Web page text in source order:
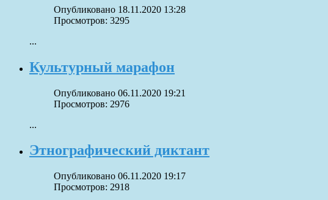
Опубликовано 18.11.2020 13:28
Просмотров: 3295
...
Культурный марафон
Опубликовано 06.11.2020 19:21
Просмотров: 2976
...
Этнографический диктант
Опубликовано 06.11.2020 19:17
Просмотров: 2918